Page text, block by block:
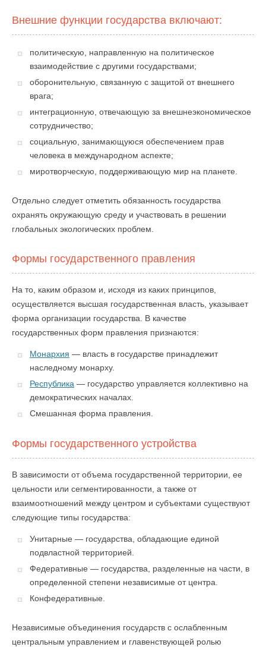
Внешние функции государства включают:
политическую, направленную на политическое
взаимодействие с другими государствами;
оборонительную, связанную с защитой от внешнего
врага;
интеграционную, отвечающую за внешнеэкономическое
сотрудничество;
социальную, занимающуюся обеспечением прав
человека в международном аспекте;
миротворческую, поддерживающую мир на планете.
Отдельно следует отметить обязанность государства
охранять окружающую среду и участвовать в решении
глобальных экологических проблем.
Формы государственного правления
На то, каким образом и, исходя из каких принципов,
осуществляется высшая государственная власть, указывает
форма организации государства. В качестве
государственных форм правления признаются:
Монархия — власть в государстве принадлежит
наследному монарху.
Республика — государство управляется коллективно на
демократических началах.
Смешанная форма правления.
Формы государственного устройства
В зависимости от объема государственной территории, ее
цельности или сегментированности, а также от
взаимоотношений между центром и субъектами существуют
следующие типы государства:
Унитарные — государства, обладающие единой
подвластной территорией.
Федеративные — государства, разделенные на части, в
определенной степени независимые от центра.
Конфедеративные.
Независимые объединения государств с ослабленным
центральным управлением и главенствующей ролью